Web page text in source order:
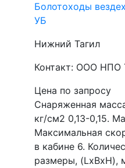
Болотоходы
УБ
Нижний Тагил
Контакт: ООО НПО
Цена по запросу
Снаряженная
кг/см2 0,13-0,15.
Максимальная
в кабине 6.
размеры, (LxBxH),